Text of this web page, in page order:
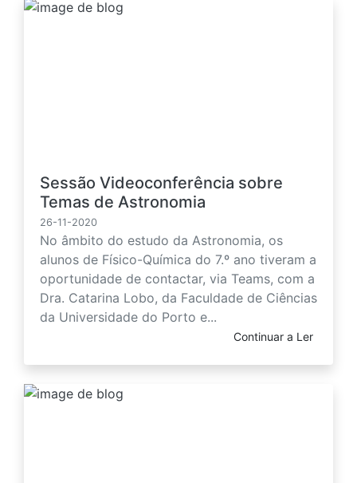
Sessão Videoconferência sobre
Temas de Astronomia
26-11-2020
No âmbito do estudo da Astronomia, os
alunos de Físico-Química do 7.º ano tiveram a
oportunidade de contactar, via Teams, com a
Dra. Catarina Lobo, da Faculdade de Ciências
da Universidade do Porto e...
Continuar a Ler